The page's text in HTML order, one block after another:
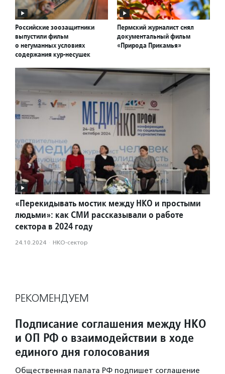
Российские зоозащитники
выпустили фильм
о негуманных условиях
содержания кур-несушек
Пермский журналист снял
документальный фильм
«Природа Прикамья»
«Перекидывать мостик между НКО и простыми
людьми»: как СМИ рассказывали о работе
сектора в 2024 году
24.10.2024 · НКО-сектор
РЕКОМЕНДУЕМ
Подписание соглашения между НКО
и ОП РФ о взаимодействии в ходе
единого дня голосования
Общественная палата РФ подпишет соглашение